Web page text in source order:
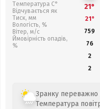
Температура С°
Відчувається як
Тиск, мм
Вологість, %
Вітер, м/с
Ймовірність опадів,
%
21°
21°
759
76
2
2
Зранку переважно
Температура